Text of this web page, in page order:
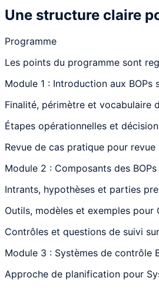
Une structure claire
Programme
Les points du programme sont
Module 1 : Introduction aux BOPs
Finalité, périmètre et vocabulaire
Étapes opérationnelles et
Revue de cas pratique pour
Module 2 : Composants des
Intrants, hypothèses et parties
Outils, modèles et exemples
Contrôles et questions de suivi
Module 3 : Systèmes de contrôle
Approche de planification pour